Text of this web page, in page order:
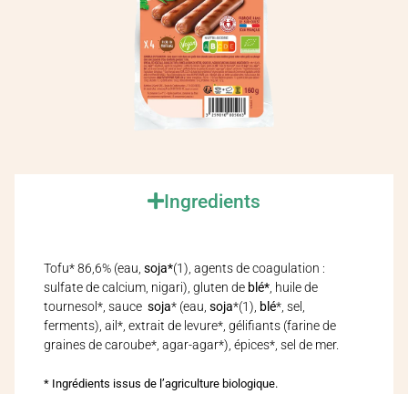
Ingredients
Tofu* 86,6% (eau, soja*(1), agents de coagulation :
sulfate de calcium, nigari), gluten de blé*, huile de
tournesol*, sauce soja* (eau, soja*(1), blé*, sel,
ferments), ail*, extrait de levure*, gélifiants (farine de
graines de caroube*, agar-agar*), épices*, sel de mer.
* Ingrédients issus de l’agriculture biologique.